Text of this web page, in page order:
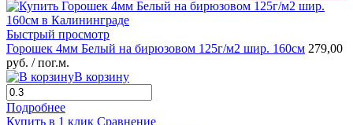
Быстрый просмотр
Горошек 4мм Белый на бирюзовом 125г/м2 шир. 160см 279,00
руб. / пог.м.
В корзину
Подробнее
Купить в 1 клик Сравнение